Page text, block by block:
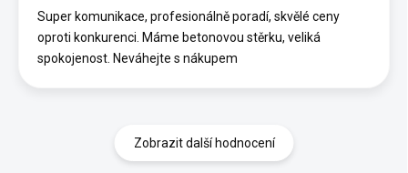
Super komunikace, profesionálně poradí, skvělé ceny
oproti konkurenci. Máme betonovou stěrku, veliká
spokojenost. Neváhejte s nákupem
Zobrazit další hodnocení